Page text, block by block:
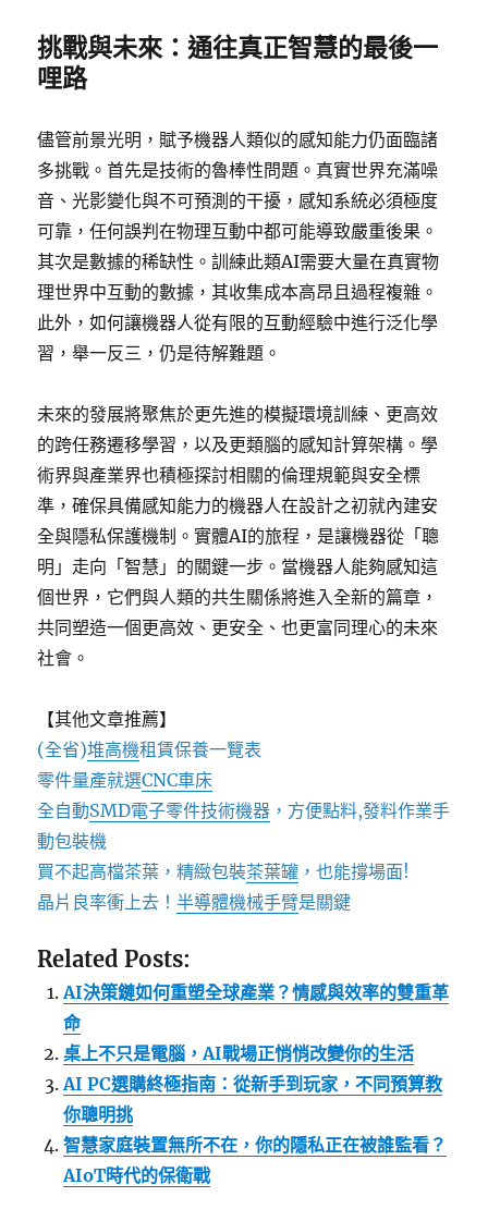
挑戰與未來：通往真正智慧的最後一
哩路
儘管前景光明，賦予機器人類似的感知能力仍面臨諸
多挑戰。首先是技術的魯棒性問題。真實世界充滿噪
音、光影變化與不可預測的干擾，感知系統必須極度
可靠，任何誤判在物理互動中都可能導致嚴重後果。
其次是數據的稀缺性。訓練此類AI需要大量在真實物
理世界中互動的數據，其收集成本高昂且過程複雜。
此外，如何讓機器人從有限的互動經驗中進行泛化學
習，舉一反三，仍是待解難題。
未來的發展將聚焦於更先進的模擬環境訓練、更高效
的跨任務遷移學習，以及更類腦的感知計算架構。學
術界與產業界也積極探討相關的倫理規範與安全標
準，確保具備感知能力的機器人在設計之初就內建安
全與隱私保護機制。實體AI的旅程，是讓機器從「聰
明」走向「智慧」的關鍵一步。當機器人能夠感知這
個世界，它們與人類的共生關係將進入全新的篇章，
共同塑造一個更高效、更安全、也更富同理心的未來
社會。
【其他文章推薦】
(全省)堆高機租賃保養一覽表
零件量產就選CNC車床
全自動SMD電子零件技術機器 ，方便點料,發料作業手
動包裝機
買不起高檔茶葉，精緻包裝茶葉罐 ，也能撐場面!
晶片良率衝上去！半導體機械手臂是關鍵
Related Posts:
AI決策鏈如何重塑全球產業？情感與效率的雙重革
命
桌上不只是電腦，AI戰場正悄悄改變你的生活
AI PC選購終極指南：從新手到玩家，不同預算教
你聰明挑
智慧家庭裝置無所不在，你的隱私正在被誰監看？
AIoT時代的保衛戰